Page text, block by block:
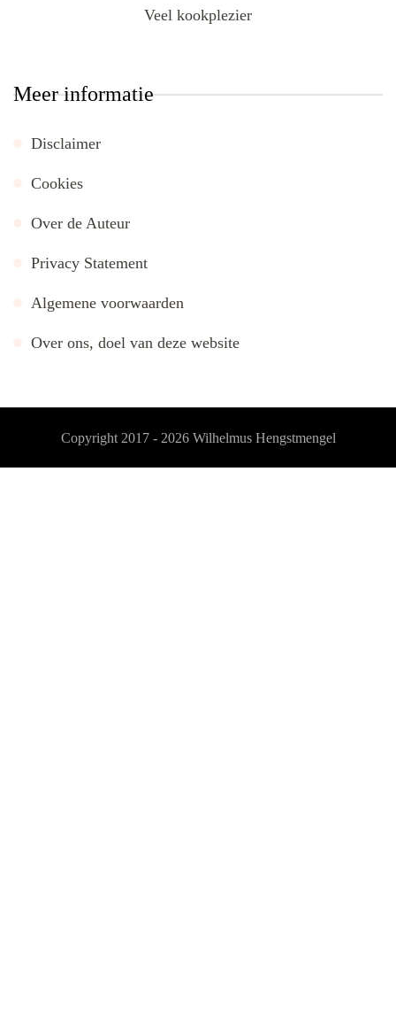
Veel kookplezier
Meer informatie
Disclaimer
Cookies
Over de Auteur
Privacy Statement
Algemene voorwaarden
Over ons, doel van deze website
Copyright 2017 - 2026 Wilhelmus Hengstmengel